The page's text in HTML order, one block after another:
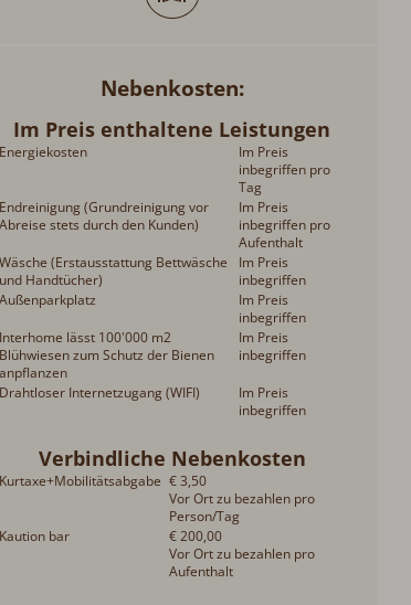
Nebenkosten
Im Preis enthaltene Leistungen
Energiekosten
Im Preis
inbegriffen pro
Tag
Endreinigung (Grundreinigung vor
Abreise stets durch den Kunden)
Im Preis
inbegriffen pro
Aufenthalt
Wäsche (Erstausstattung Bettwäsche
und Handtücher)
Im Preis
inbegriffen
Außenparkplatz
Im Preis
inbegriffen
Interhome lässt 100'000 m2
Blühwiesen zum Schutz der Bienen
anpflanzen
Im Preis
inbegriffen
Drahtloser Internetzugang (WIFI)
Im Preis
inbegriffen
Verbindliche Nebenkosten
Kurtaxe+Mobilitätsabgabe € 3,50
Vor Ort zu bezahlen pro
Person/Tag
Kaution bar
€ 200,00
Vor Ort zu bezahlen pro
Aufenthalt